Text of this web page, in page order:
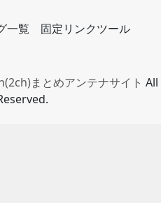
一覧
固定リンクツール
まとめアンテナサイト All